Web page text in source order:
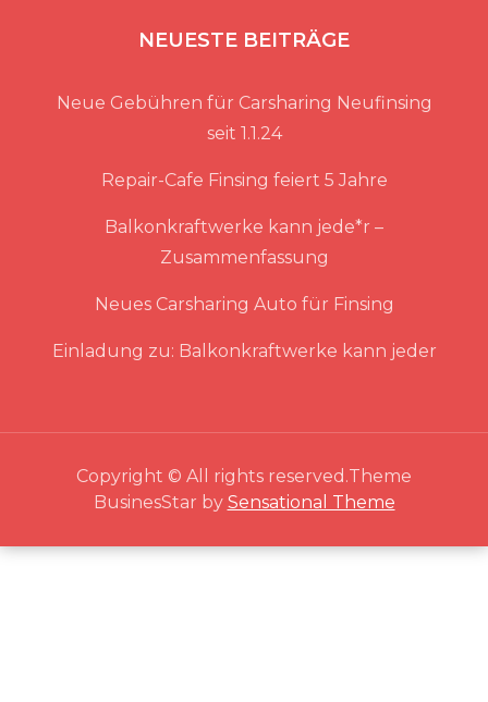
NEUESTE BEITRÄGE
Neue Gebühren für Carsharing Neufinsing
seit 1.1.24
Repair-Cafe Finsing feiert 5 Jahre
Balkonkraftwerke kann jede*r –
Zusammenfassung
Neues Carsharing Auto für Finsing
Einladung zu: Balkonkraftwerke kann jeder
Copyright © All rights reserved.Theme
BusinesStar by Sensational Theme